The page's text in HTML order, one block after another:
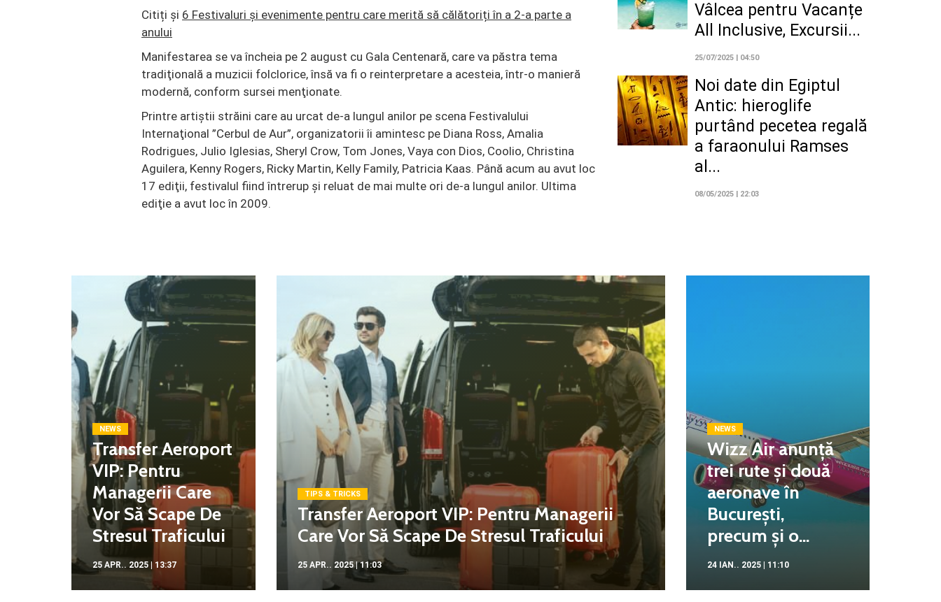
Citiți și 6 Festivaluri și evenimente pentru care merită să călătoriți în a 2-a parte a
anului
Manifestarea se va încheia pe 2 august cu Gala Centenară, care va păstra tema
tradiţională a muzicii folclorice, însă va fi o reinterpretare a acesteia, într-o manieră
modernă, conform sursei menţionate.
Printre artiştii străini care au urcat de-a lungul anilor pe scena Festivalului
Internaţional ”Cerbul de Aur”, organizatorii îi amintesc pe Diana Ross, Amalia
Rodrigues, Julio Iglesias, Sheryl Crow, Tom Jones, Vaya con Dios, Coolio, Christina
Aguilera, Kenny Rogers, Ricky Martin, Kelly Family, Patricia Kaas. Până acum au avut loc
17 ediţii, festivalul fiind întrerup şi reluat de mai multe ori de-a lungul anilor. Ultima
ediţie a avut loc în 2009.
Vâlcea pentru Vacanțe
All Inclusive, Excursii...
25/07/2025 | 04:50
Noi date din Egiptul
Antic: hieroglife
purtând pecetea regală
a faraonului Ramses
al...
08/05/2025 | 22:03
NEWS
Transfer Aeroport
VIP: Pentru
Managerii Care
Vor Să Scape De
Stresul Traficului
25 APR.. 2025 | 13:37
TIPS & TRICKS
Transfer Aeroport VIP: Pentru Managerii
Care Vor Să Scape De Stresul Traficului
25 APR.. 2025 | 11:03
NEWS
Wizz Air anunță
trei rute și două
aeronave în
București,
precum și o...
24 IAN.. 2025 | 11:10